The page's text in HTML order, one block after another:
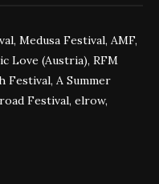
Medusa Festival, AMF,
Love (Austria), RFM
Festival, A Summer
Festival, elrow,